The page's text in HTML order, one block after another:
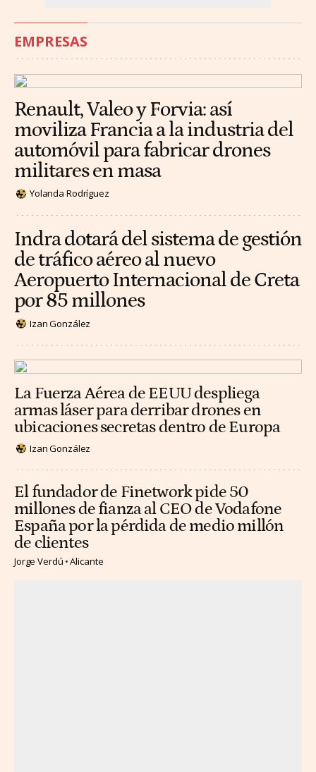
EMPRESAS
Renault, Valeo y Forvia: así
moviliza Francia a la industria del
automóvil para fabricar drones
militares en masa
Yolanda Rodríguez
Indra dotará del sistema de gestión
de tráfico aéreo al nuevo
Aeropuerto Internacional de Creta
por 85 millones
Izan González
La Fuerza Aérea de EEUU despliega
armas láser para derribar drones en
ubicaciones secretas dentro de Europa
Izan González
El fundador de Finetwork pide 50
millones de fianza al CEO de Vodafone
España por la pérdida de medio millón
de clientes
Jorge Verdú Alicante